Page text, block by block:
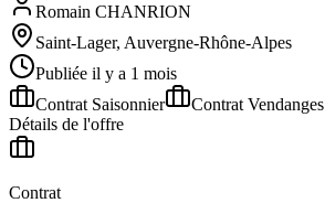
Romain CHANRION
Saint-Lager, Auvergne-Rhône-Alpes
Publiée il y a 1 mois
Contrat Saisonnier
Contrat Vendanges
Détails de l'offre
Contrat